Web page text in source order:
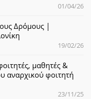
01/04/26
Δρόμους |
19/02/26
μαθητές &
αναρχικού φοιτητή
23/11/25